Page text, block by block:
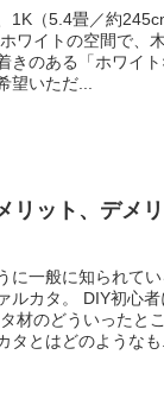
1K（5.4畳／約
ワイトの空間で、
きのある「ホワイト
望いただ...
リット、デメ
に一般に知られてい
ルカタ。 DIY初心
材のどういったと
タとはどのようなも